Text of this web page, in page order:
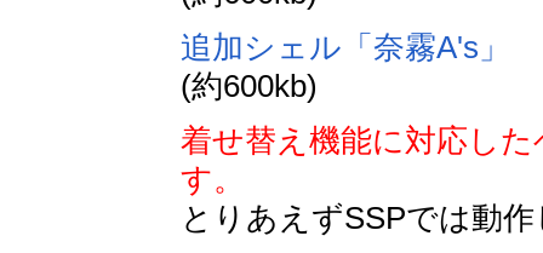
追加シェル「奈霧A's」
(約600kb)
着せ替え機能に対応し
す。
とりあえずSSPでは動